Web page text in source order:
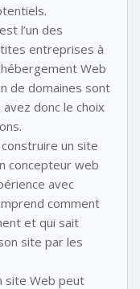
l’un des
entreprises à
Web
de domaines sont
donc le choix
un site
concepteur web
avec
comment
et qui sait
site par les
site Web peut